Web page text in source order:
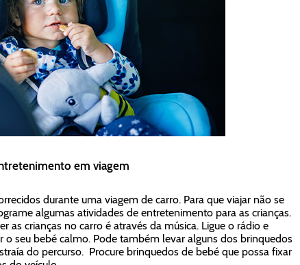
em viagem
durante uma viagem de carro. Para que viajar não se
algumas atividades de entretenimento para as crianças.
as crianças no carro é através da música. Ligue o rádio e
seu bebé calmo. Pode também levar alguns dos brinquedos
do percurso. Procure brinquedos de bebé que possa fixar